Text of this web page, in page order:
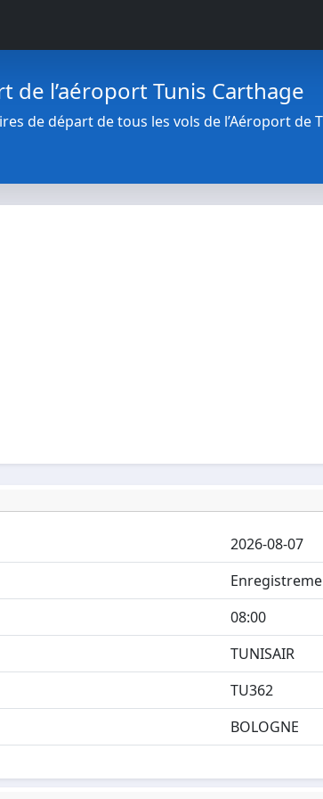
de l’aéroport Tunis Carthage
de départ de tous les vols de l’Aéroport de
2026-08-07
08:00
TUNISAIR
TU362
BOLOGNE